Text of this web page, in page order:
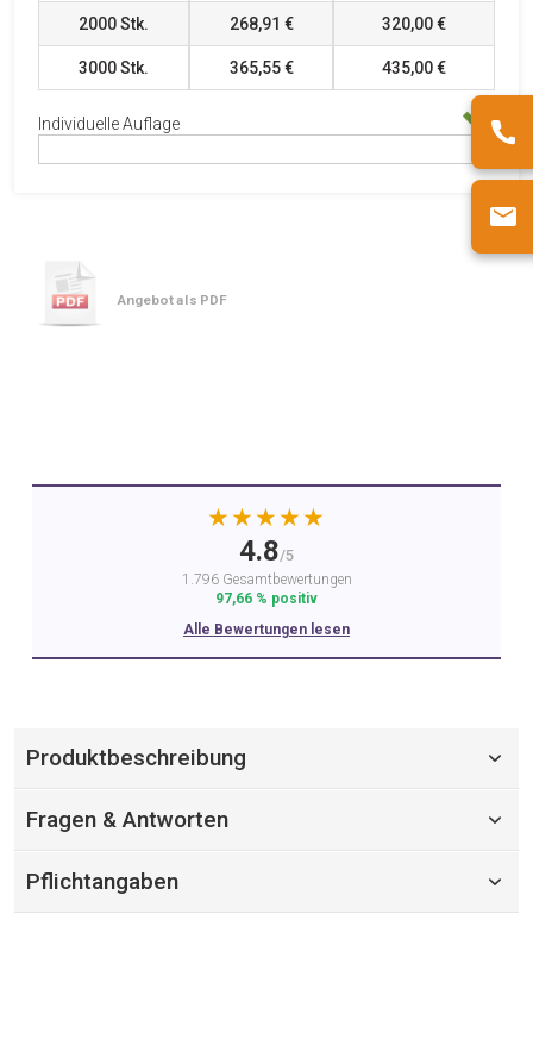
2000Stk. 268,91 € 320,00 €
3000Stk. 365,55 € 435,00 €
Individuelle Auflage
Angebot als PDF
★★★★★
4.8/5
1.796 Gesamtbewertungen
97,66 % positiv
Alle Bewertungen lesen
Produktbeschreibung
Fragen & Antworten
Pflichtangaben